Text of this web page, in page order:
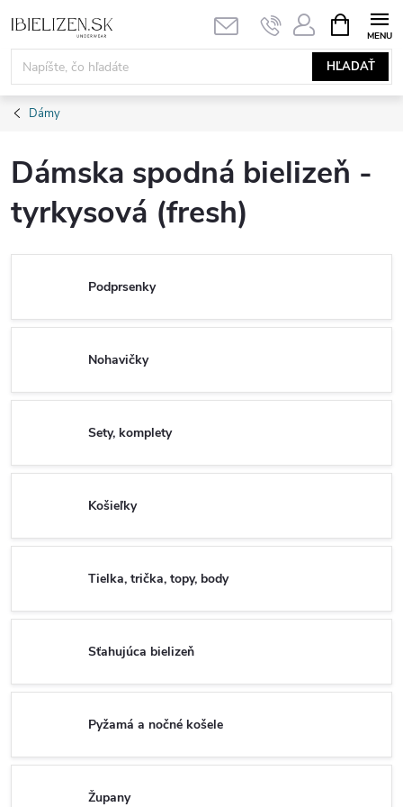
na
obsah
HĽADAŤ
KOŠÍK
Dámy
Dámska spodná bielizeň -
tyrkysová (fresh)
Podprsenky
Nohavičky
Sety, komplety
Košieľky
Tielka, trička, topy, body
Sťahujúca bielizeň
Pyžamá a nočné košele
Župany